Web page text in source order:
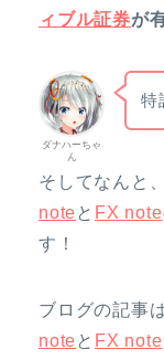
ィブル証券が
ダナハーちゃ
ん
特
そしてなんと
note と FX note
す！
ブログの記事
note と FX note